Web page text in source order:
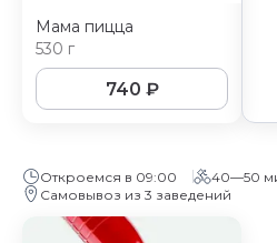
Мама пицца
530 г
740 ₽
Откроемся в 09:00
40—50
Самовывоз из 3 заведений